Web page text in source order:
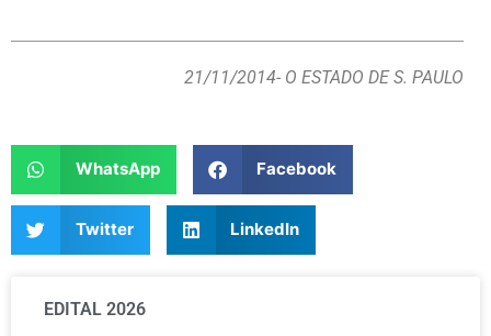
21/11/2014- O ESTADO DE S. PAULO
WhatsApp Facebook
Twitter LinkedIn
EDITAL 2026